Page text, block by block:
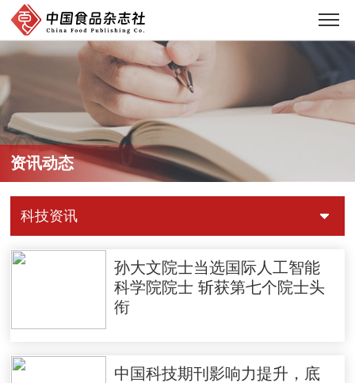
资讯动态
科技资讯
孙大文院士当选国际人工智能
科学院院士 斩获第七个院士头
衔
中国科技期刊影响力提升，底